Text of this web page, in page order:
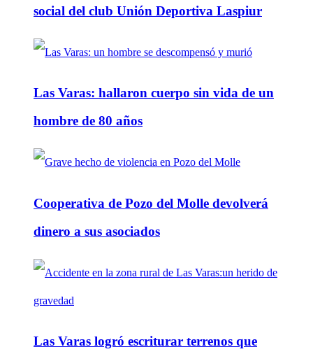
social del club Unión Deportiva Laspiur
Las Varas: hallaron cuerpo sin vida de un
hombre de 80 años
Cooperativa de Pozo del Molle devolverá
dinero a sus asociados
Las Varas logró escriturar terrenos que